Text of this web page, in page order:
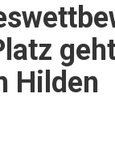
Hilden